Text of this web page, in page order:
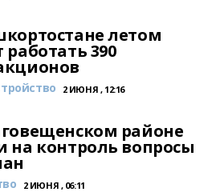
летом
работать 390
2 ИЮНЯ , 12:16
районе
на контроль вопросы
2 ИЮНЯ , 06:11